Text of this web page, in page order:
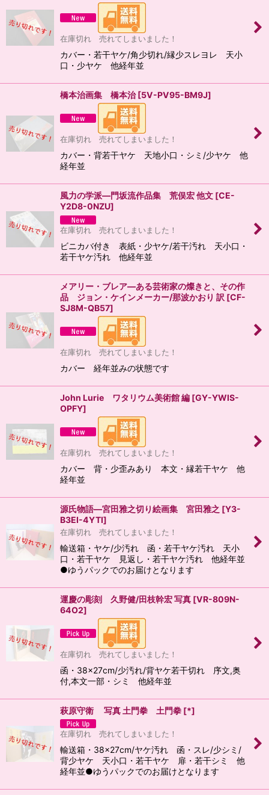
在庫切れ 売れてしまいました！
カバー・若干ヤケ/角少切れ/縁少スレヨレ 天小
口・少ヤケ 他経年並
橋本治画集 橋本治 [5V-PV95-BM9J]
在庫切れ 売れてしまいました！
カバー・背若干ヤケ 天地小口・シミ/少ヤケ 他
経年並
風力の学派―門坂流作品集 荒俣宏 他文 [CE-
Y2D8-0NZU]
在庫切れ 売れてしまいました！
ビニカバ付き 表紙・少ヤケ/若干汚れ 天小口・
若干ヤケ汚れ 他経年並
メアリー・ブレア―ある芸術家の燦きと、その作
品 ジョン・ケインメーカー/那波かおり 訳 [CF-
SJ8M-QB57]
在庫切れ 売れてしまいました！
カバー 経年並みの状態です
John Lurie ワタリウム美術館 編 [GY-YWIS-
OPFY]
在庫切れ 売れてしまいました！
カバー 背・少歪みあり 本文・縁若干ヤケ 他
経年並
源氏物語―宮田雅之切り絵画集 宮田雅之 [Y3-
B3EI-4YTI]
在庫切れ 売れてしまいました！
輸送箱・ヤケ/少汚れ 函・若干ヤケ汚れ 天小
口・若干ヤケ 見返し・若干ヤケ汚れ 他経年並
●ゆうパックでのお届けとなります
運慶の彫刻 久野健/田枝幹宏 写真 [VR-809N-
64O2]
在庫切れ 売れてしまいました！
函・38×27cm/少汚れ/背ヤケ若干切れ 序文,奥
付,本文一部・シミ 他経年並
萩原守衛 写真 土門拳 土門拳 [*]
在庫切れ 売れてしまいました！
輸送箱・38×27cm/ヤケ汚れ 函・スレ/少シミ/
背少ヤケ 天小口・若干ヤケ 扉・若干シミ 他
経年並●ゆうパックでのお届けとなります